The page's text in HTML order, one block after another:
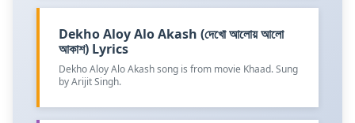
Dekho Aloy Alo Akash (দেখো আলোয় আলো
আকাশ) Lyrics
Dekho Aloy Alo Akash song is from movie Khaad. Sung
by Arijit Singh.